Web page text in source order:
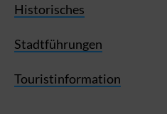
Historisches
Stadtführungen
Touristinformation